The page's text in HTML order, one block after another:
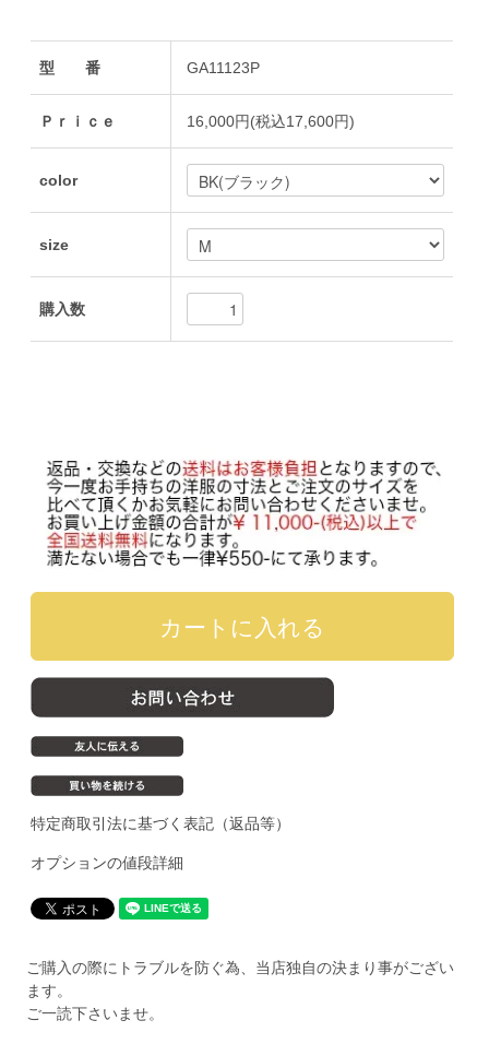
型 番 GA11123P
Ｐｒｉｃｅ 16,000円(税込17,600円)
color
size
購入数
特定商取引法に基づく表記（返品等）
オプションの値段詳細
ご購入の際にトラブルを防ぐ為、当店独自の決まり事がござい
ます。
ご一読下さいませ。